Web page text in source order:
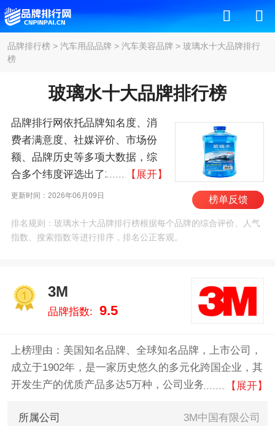
品牌排行榜> 汽车用品品牌 > 汽车美容品牌 > 玻璃水十大品牌排行
榜
玻璃水十大品牌排行榜
品牌排行网依托品牌知名度、消
费者满意度、社媒评价、市场份
额、品牌历史等多项大数据，综
合多个纬度评选出了2026年玻璃
水十大品牌排行榜，其中前十名
牌/Turtle、米其林车品、伍尔
特/Würth、百适通/Prestone、长
特/CARMATE 。我们致力于用最
真实的数据告诉您玻璃水什么牌
【展开】
更新时间：2026年06月09日 榜单反馈
排名规则：玻璃水十大品牌排行榜根据每个品牌的综合评价、人气
指数、搜索指数等进行排序，排名公正客观。
1
3M
品牌指数: 9.5
上榜理由：美国知名品牌、全球知名品牌，上市公司，
成立于1902年，是一家历史悠久的多元化跨国企业，其
开发生产的优质产品多达5万种，公司业务方向包括通
疗、建筑、文教办公及日用消费等诸多领域。
【展开】
所属公司 3M中国有限公司